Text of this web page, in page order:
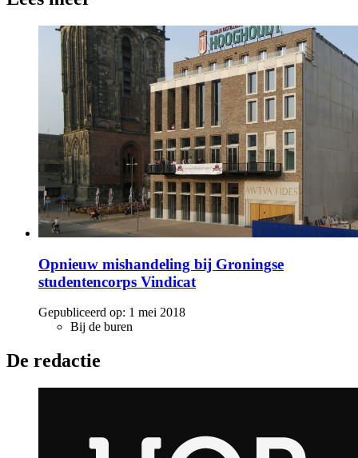
Opnieuw mishandeling bij Groningse
studentencorps Vindicat
Gepubliceerd op: 1 mei 2018
Bij de buren
De redactie